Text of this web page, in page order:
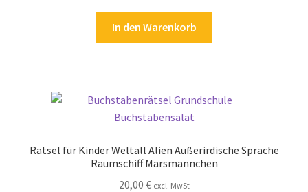
Widerrufsbelehrung
In den Warenkorb
Rätsel für Kinder Weltall Alien Außerirdische Sprache
Raumschiff Marsmännchen
20,00 € excl. MwSt